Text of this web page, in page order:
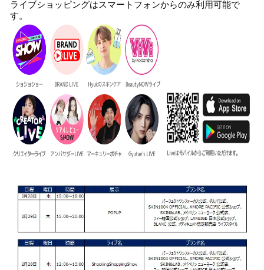
ライブショッピングはスマートフォンからのみ利用可能で
す。